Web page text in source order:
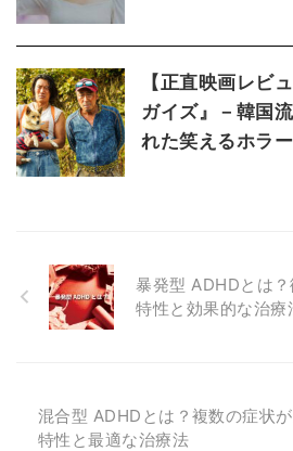
【正直映画レビ
ガイズ』－韓国
れた笑えるホラ
暴発型 ADHDとは
特性と効果的な治療
混合型 ADHDとは？複数の症状
特性と最適な治療法